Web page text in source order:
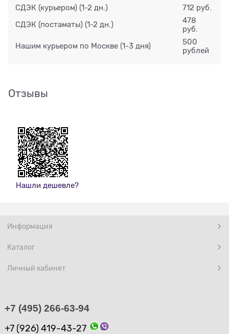
СДЭК (курьером) (1-2 дн.) 712 руб.
СДЭК (постаматы) (1-2 дн.)
478
руб.
Нашим курьером по Москве (1-3 дня)
500
рублей
Отзывы
Нашли дешевле?
Информация
Каталог
Личный кабинет
+7 (495) 266-63-94
+7 (926) 419-43-27